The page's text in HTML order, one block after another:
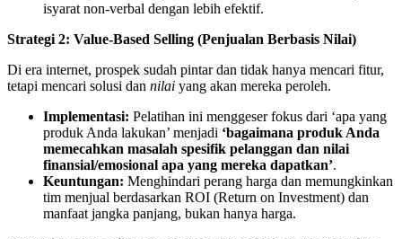
isyarat non-verbal dengan lebih efektif.
Strategi 2: Value-Based Selling (Penjualan Berbasis Nilai)
Di era internet, prospek sudah pintar dan tidak hanya mencari fitur,
tetapi mencari solusi dan nilai yang akan mereka peroleh.
Implementasi: Pelatihan ini menggeser fokus dari ‘apa yang
produk Anda lakukan’ menjadi ‘bagaimana produk Anda
memecahkan masalah spesifik pelanggan dan nilai
finansial/emosional apa yang mereka dapatkan’.
Keuntungan: Menghindari perang harga dan memungkinkan
tim menjual berdasarkan ROI (Return on Investment) dan
manfaat jangka panjang, bukan hanya harga.